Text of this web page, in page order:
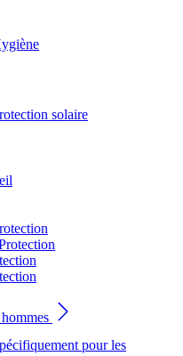
solaire
pour les